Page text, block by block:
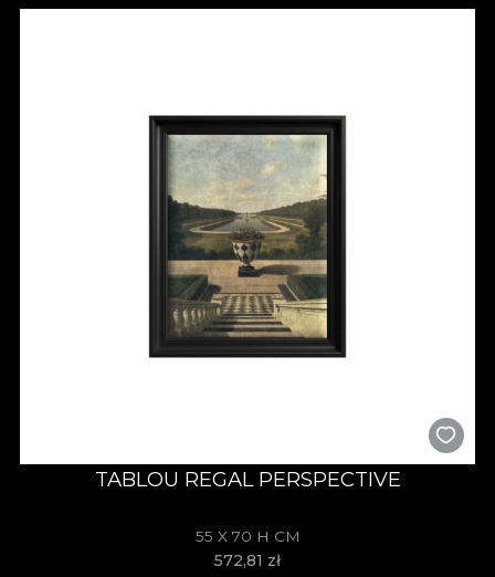
TABLOU REGAL PERSPECTIVE
55 X 70 H CM
572,81 zł